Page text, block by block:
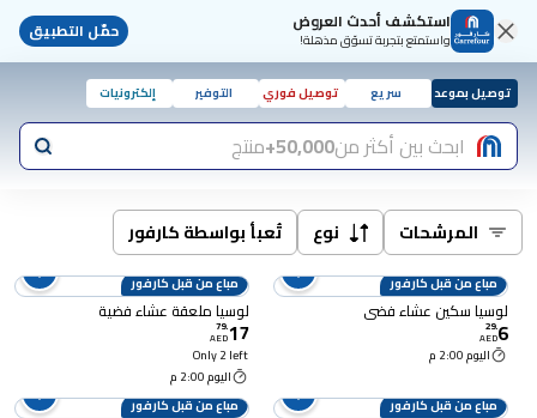
استكشف أحدث العروض
واستمتع بتجربة تسوّق مذهلة! حمّل التطبيق
توصيل بموعد سريع توصيل فوري التوفير إلكترونيات
ابحث بين أكثر من50,000+ منتج
المرشحات نوع تُعبأ بواسطة كارفور
مباع من قبل كارفور
لوسيا سكين عشاء فضي
6
.
29
AED
اليوم 2:00 م
مباع من قبل كارفور
لوسيا ملعقة عشاء فضية
17
.
79
AED
Only 2 left
اليوم 2:00 م
مباع من قبل كارفور
مباع من قبل كارفور